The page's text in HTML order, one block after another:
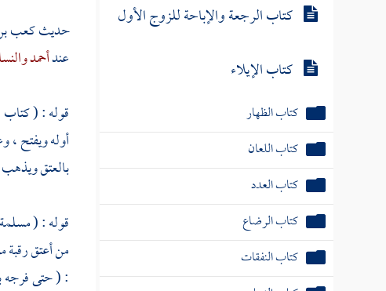
كتاب الرجعة والإباحة للزوج الأول
كتاب الإيلاء
كتاب الظهار
كتاب اللعان
كتاب العدد
كتاب الرضاع
كتاب النفقات
حديثكعب
عندأحمد
قوله : ( كتاب
أوله ويفتح ،
بالعتق
قوله : (
من أعتق رقبة
: ( حتى فرجه